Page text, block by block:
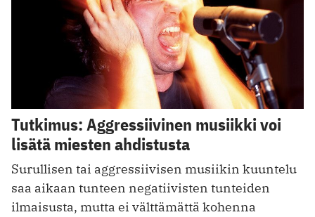
Tutkimus: Aggressiivinen musiikki voi
lisätä miesten ahdistusta
Surullisen tai aggressiivisen musiikin kuuntelu
saa aikaan tunteen negatiivisten tunteiden
ilmaisusta, mutta ei välttämättä kohenna